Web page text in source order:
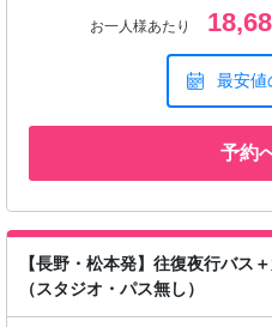
お一人様あたり
最安値
予約
【長野・松本発】往復夜行バス
（スタジオ・パス無し）